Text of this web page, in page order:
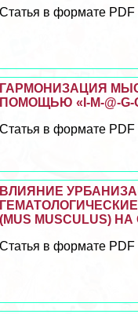
Статья в формате PDF
ГАРМОНИЗАЦИЯ
ПОМОЩЬЮ «I-M-@-G-
Статья в формате PDF
ВЛИЯНИЕ
(MUS MUSCULUS)
Статья в формате PDF